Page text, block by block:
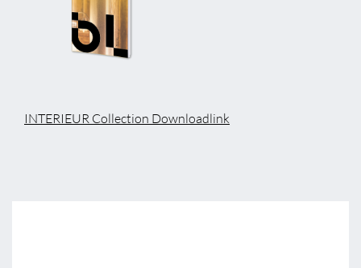
INTERIEUR Collection Downloadlink